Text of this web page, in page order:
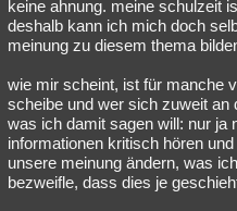
keine ahnung. meine schulzeit
deshalb kann ich mich doch
meinung zu diesem thema
wie mir scheint, ist für manche
scheibe und wer sich zuweit an
was ich damit sagen will: nur ja
informationen kritisch hören
unsere meinung ändern, was
bezweifle, dass dies je